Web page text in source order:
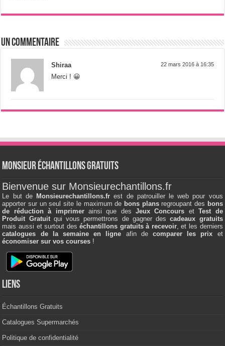
Un commentaire
Shiraa 22 mars 2016 à 16:35
Merci ! 😀
Monsieur échantillons Gratuits
Bienvenue sur Monsieurechantillons.fr
Le but de Monsieurechantillons.fr est de patrouiller le web pour vous
apporter sur un seul site le maximum de bons plansregroupant des bons
de réduction à imprimerainsi que desJeux Concours etTest de
Produit Gratuitqui vous permettrons de gagner descadeaux gratuits
mais aussi et surtout deséchantillons gratuits à recevoir, et les derniers
catalogues de la semaine en ligne afin de comparer les prix et
économiser sur vos courses !
Liens
Échantillons Gratuits
Catalogues Supermarchés
Politique de confidentialité